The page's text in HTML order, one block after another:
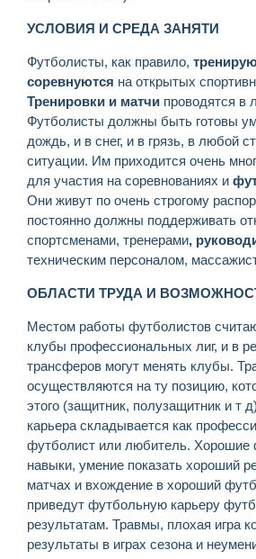
УСЛОВИЯ И СРЕДА ЗАНЯТИ
Футболисты, как правило,
соревнуются на открытых
Тренировки и матчи проводятся в
Футболисты должны быть готовы
дождь, и в снег, и в грязь, в любой
ситуации. Им приходится очень
для участия на соревнованиях и
Они живут по очень строгому
постоянно должны поддерживать
спортсменами, тренерами,
техническим персоналом,
ОБЛАСТИ ТРУДА И
Местом работы футболистов
клубы профессиональных лиг, и в
трансферов могут менять клубы.
осуществляются на ту позицию,
этого (защитник, полузащитник и т
карьера складывается как
футболист или любитель. Хорошие
навыки, умение показать хороший
матчах и вхождение в хороший
приведут футбольную карьеру
результатам. Травмы, плохая игра
результаты в играх сезона и